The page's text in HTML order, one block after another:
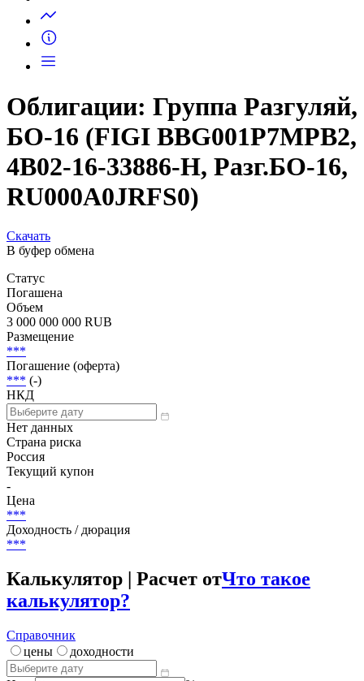
Облигации: Группа Разгуляй,
БО-16 (FIGI BBG001P7MPB2,
RU000A0JRFS0)
Скачать
В буфер обмена
Статус
Погашена
Объем
3 000 000 000 RUB
Размещение
***
Погашение (оферта)
*** (-)
НКД
Страна риска
Россия
Текущий купон
-
***
Доходность / дюрация
***
Калькулятор | Расчет от
калькулятор?